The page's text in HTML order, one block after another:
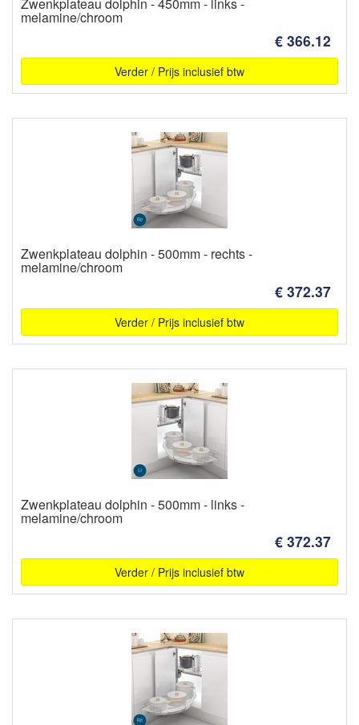
melamine/chroom
€ 366.12
Verder / Prijs inclusief btw
Zwenkplateau dolphin - 500mm - rechts -
melamine/chroom
€ 372.37
Verder / Prijs inclusief btw
Zwenkplateau dolphin - 500mm - links -
melamine/chroom
€ 372.37
Verder / Prijs inclusief btw